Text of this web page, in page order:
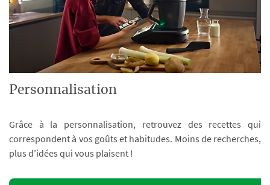
Personnalisation
Grâce à la personnalisation, retrouvez des recettes qui
correspondent à vos goûts et habitudes. Moins de recherches,
plus d’idées qui vous plaisent !